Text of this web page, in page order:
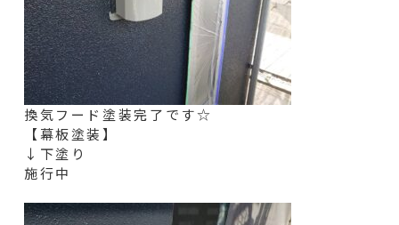
換気フード 塗装完了です☆
【幕板塗装】
↓下塗り
施行中